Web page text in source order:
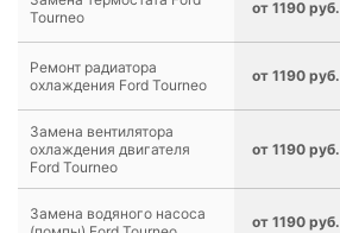
Tourneo
от 1190 руб.
Ремонт радиатора
охлаждения Ford Tourneo
от 1190 руб.
Замена вентилятора
охлаждения двигателя
Ford Tourneo
от 1190 руб.
Замена водяного насоса
от 1190 руб.